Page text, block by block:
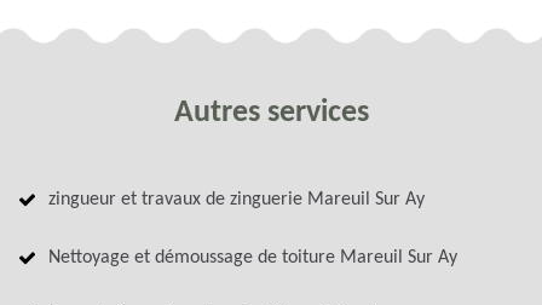
Autres services
zingueur et travaux de zinguerie Mareuil Sur Ay
Nettoyage et démoussage de toiture Mareuil Sur Ay